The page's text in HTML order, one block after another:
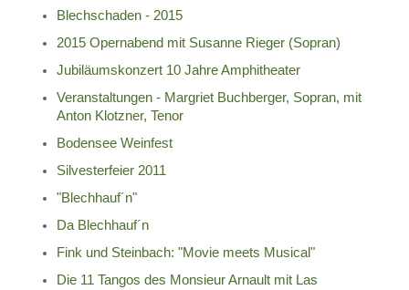
Blechschaden - 2015
2015 Opernabend mit Susanne Rieger (Sopran)
Jubiläumskonzert 10 Jahre Amphitheater
Veranstaltungen - Margriet Buchberger, Sopran, mit
Anton Klotzner, Tenor
Bodensee Weinfest
Silvesterfeier 2011
"Blechhauf´n"
Da Blechhauf´n
Fink und Steinbach: "Movie meets Musical"
Die 11 Tangos des Monsieur Arnault mit Las